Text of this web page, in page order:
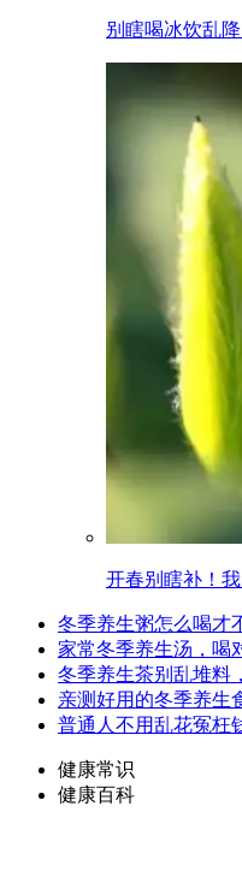
别瞎喝冰饮乱
开春别瞎补！
冬季养生粥怎么喝才
家常冬季养生汤，喝
冬季养生茶别乱堆料
亲测好用的冬季养生
普通人不用乱花冤枉
健康常识
健康百科